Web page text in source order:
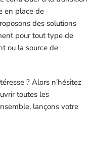
en place de
des solutions
pour tout type de
ou la source de
? Alors n’hésitez
toutes les
lançons votre